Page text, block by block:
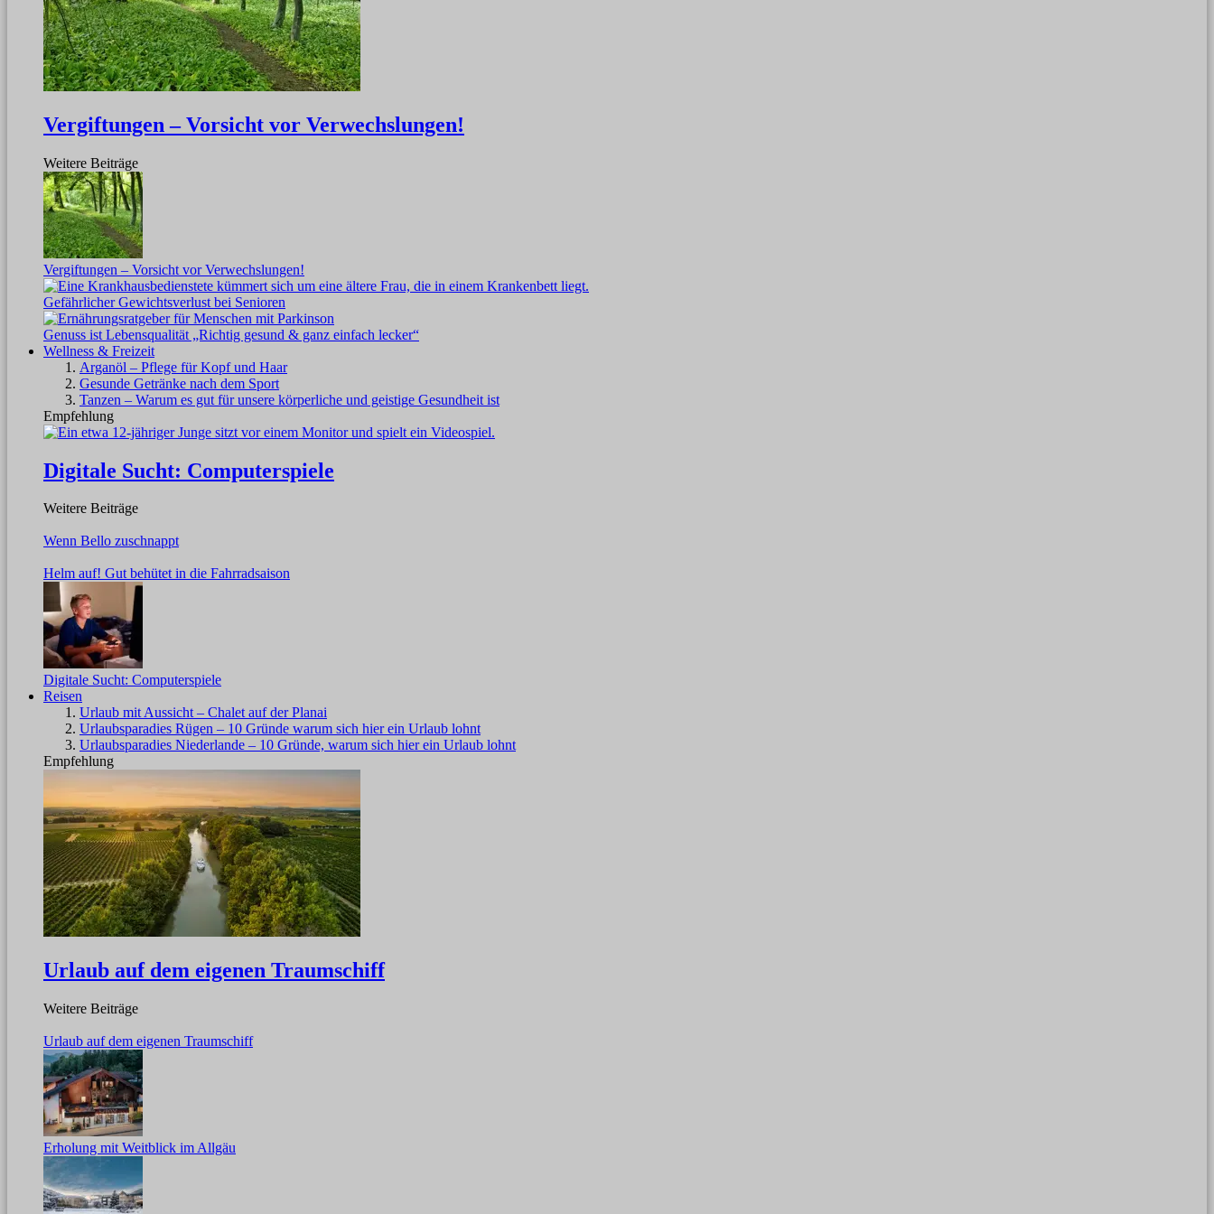
Vergiftungen – Vorsicht vor Verwechslungen!
Weitere Beiträge
Vergiftungen – Vorsicht vor Verwechslungen!
Gefährlicher Gewichtsverlust bei Senioren
Genuss ist Lebensqualität „Richtig gesund & ganz einfach lecker“
Wellness & Freizeit
Arganöl – Pflege für Kopf und Haar
Gesunde Getränke nach dem Sport
Tanzen – Warum es gut für unsere körperliche und geistige Gesundheit ist
Empfehlung
Digitale Sucht: Computerspiele
Weitere Beiträge
Wenn Bello zuschnappt
Helm auf! Gut behütet in die Fahrradsaison
Digitale Sucht: Computerspiele
Reisen
Urlaub mit Aussicht – Chalet auf der Planai
Urlaubsparadies Rügen – 10 Gründe warum sich hier ein Urlaub lohnt
Urlaubsparadies Niederlande – 10 Gründe, warum sich hier ein Urlaub lohnt
Empfehlung
Urlaub auf dem eigenen Traumschiff
Weitere Beiträge
Urlaub auf dem eigenen Traumschiff
Erholung mit Weitblick im Allgäu